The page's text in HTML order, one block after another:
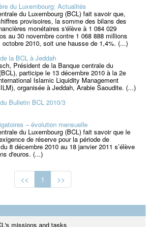
du Luxembourg: Actualités
du Luxembourg (BCL) fait savoir que,
provisoires, la somme des bilans des
monétaires s'élève à 1 084 029
au 30 novembre contre 1 068 888 millions
octobre 2010, soit une hausse de 1,4%. (...)
la BCL à Jeddah
Président de la Banque centrale du
participe le 13 décembre 2010 à la 2e
Islamic Liquidity Management
organisée à Jeddah, Arabie Saoudite. (...)
Bulletin BCL 2010/3
– évolution mensuelle
du Luxembourg (BCL) fait savoir que le
de réserve pour la période de
8 décembre 2010 au 18 janvier 2011 s’élève
d'euros. (...)
<< 1 >>
missions and tasks